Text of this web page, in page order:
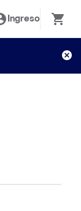
Ingreso